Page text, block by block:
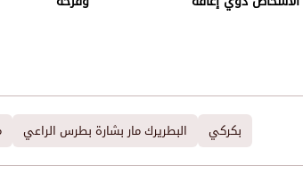
بكركي البطريرك مار بشارة بطرس الراعي